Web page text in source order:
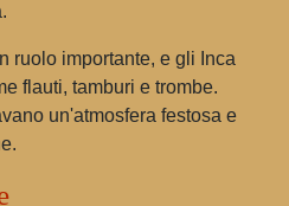
ruolo importante, e gli Inca
flauti, tamburi e trombe.
un'atmosfera festosa e